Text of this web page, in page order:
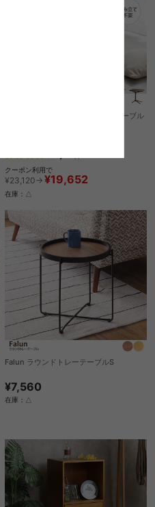
【幅54cm】Baida 2WAYサイドテーブル
クーポン利用で
¥23,120→ ¥19,652
在庫：△
Falun ラウンドトレーテーブルS
¥7,560
在庫：△